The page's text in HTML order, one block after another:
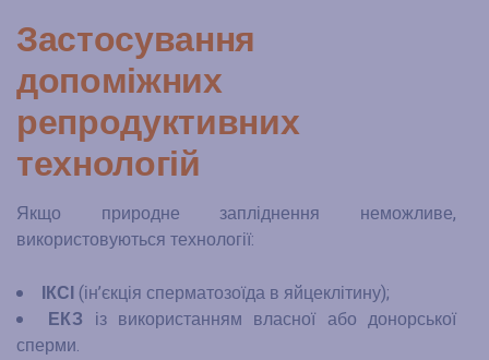
Застосування
допоміжних
репродуктивних
технологій
Якщо природне запліднення неможливе,
використовуються технології:
ІКСІ (ін’єкція сперматозоїда в яйцеклітину);
ЕКЗ із використанням власної або донорської
сперми.